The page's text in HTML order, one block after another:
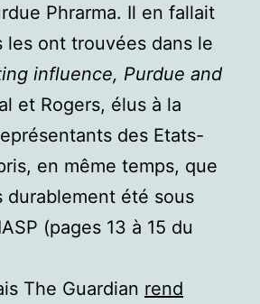
Phrarma. Il en fallait
les ont trouvées dans le
influence, Purdue and
et Rogers, élus à la
des Etats-
en même temps, que
durablement été sous
(pages 13 à 15 du
The Guardian rend